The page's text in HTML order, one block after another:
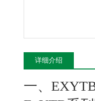
详细介绍
一、